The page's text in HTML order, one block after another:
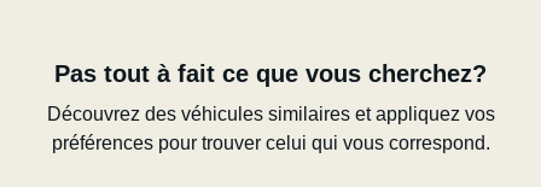
Pas tout à fait ce que vous cherchez?
Découvrez des véhicules similaires et appliquez vos
préférences pour trouver celui qui vous correspond.